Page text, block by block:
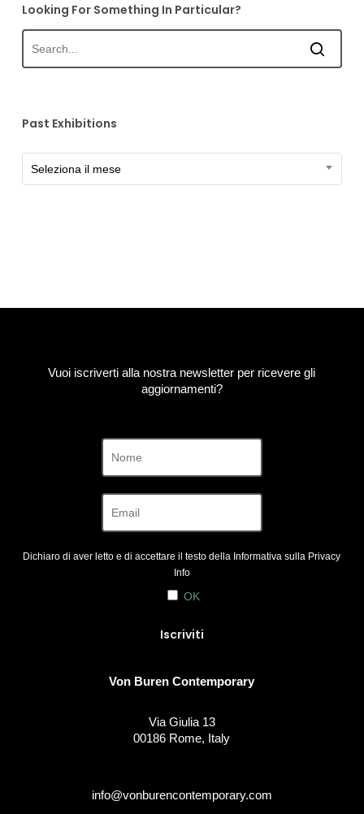
Looking For Something In Particular?
Past Exhibitions
Exhibitions
Seleziona il mese
Vuoi iscriverti alla nostra newsletter per ricevere gli
aggiornamenti?
Dichiaro di aver letto e di accettare il testo della Informativa sulla Privacy
Info
OK
Von Buren Contemporary
Via Giulia 13
00186 Rome, Italy
info@vonburencontemporary.com